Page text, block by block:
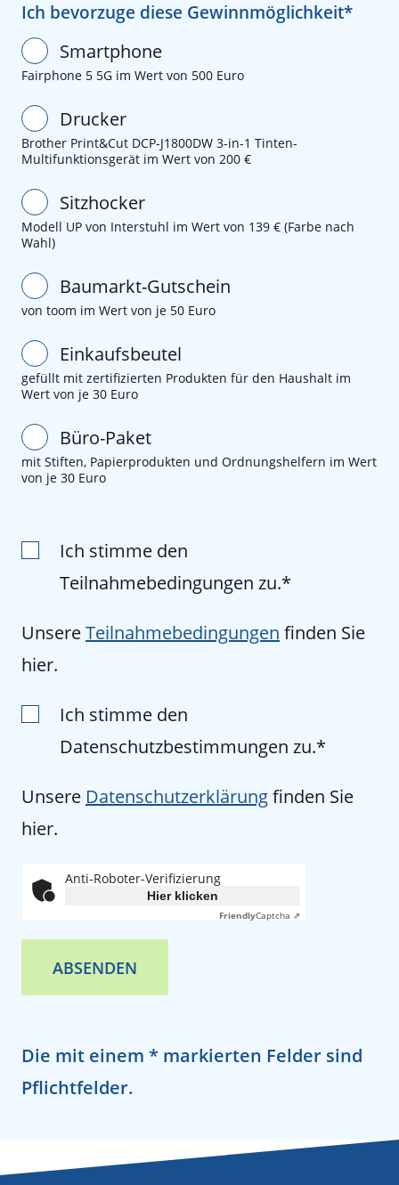
Ich bevorzuge diese Gewinnmöglichkeit
Smartphone
Fairphone 5 5G im Wert von 500 Euro
Drucker
Brother Print&Cut DCP-J1800DW 3-in-1 Tinten-
Multifunktionsgerät im Wert von 200 €
Sitzhocker
Modell UP von Interstuhl im Wert von 139 € (Farbe nach
Wahl)
Baumarkt-Gutschein
von toom im Wert von je 50 Euro
Einkaufsbeutel
gefüllt mit zertifizierten Produkten für den Haushalt im
Wert von je 30 Euro
Büro-Paket
mit Stiften, Papierprodukten und Ordnungshelfern im Wert
von je 30 Euro
Ich stimme den
Teilnahmebedingungen zu.
UnsereTeilnahmebedingungen finden Sie
hier.
Ich stimme den
Datenschutzbestimmungen zu.
Unsere Datenschutzerklärungfinden Sie
hier.
Anti-Roboter-Verifizierung
Hier klicken
FriendlyCaptcha ⇗
ABSENDEN
Die mit einem * markierten Felder sind
Pflichtfelder.